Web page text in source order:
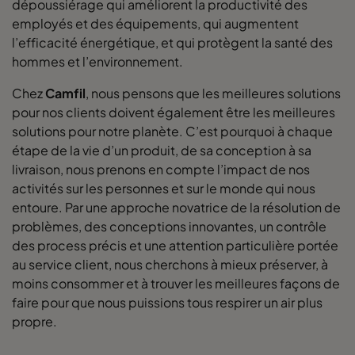
dépoussiérage qui améliorent la productivité des
employés et des équipements, qui augmentent
l’efficacité énergétique, et qui protègent la santé des
hommes et l’environnement.
ChezCamfil, nous pensons que les meilleures solutions
pour nos clients doivent également être les meilleures
solutions pour notre planète. C’est pourquoi à chaque
étape de la vie d’un produit, de sa conception à sa
livraison, nous prenons en compte l’impact de nos
activités sur les personnes et sur le monde qui nous
entoure. Par une approche novatrice de la résolution de
problèmes, des conceptions innovantes, un contrôle
des process précis et une attention particulière portée
au service client, nous cherchons à mieux préserver, à
moins consommer et à trouver les meilleures façons de
faire pour que nous puissions tous respirer un air plus
propre.